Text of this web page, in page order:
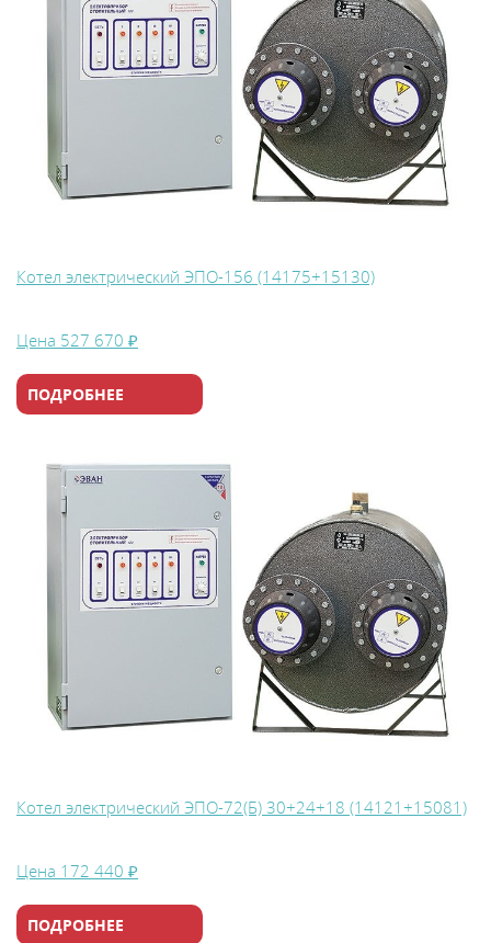
Котел электрический ЭПО-156 (14175+15130)
Цена 527 670 ₽
ПОДРОБНЕЕ
Котел электрический ЭПО-72(Б) 30+24+18 (14121+15081)
Цена 172 440 ₽
ПОДРОБНЕЕ